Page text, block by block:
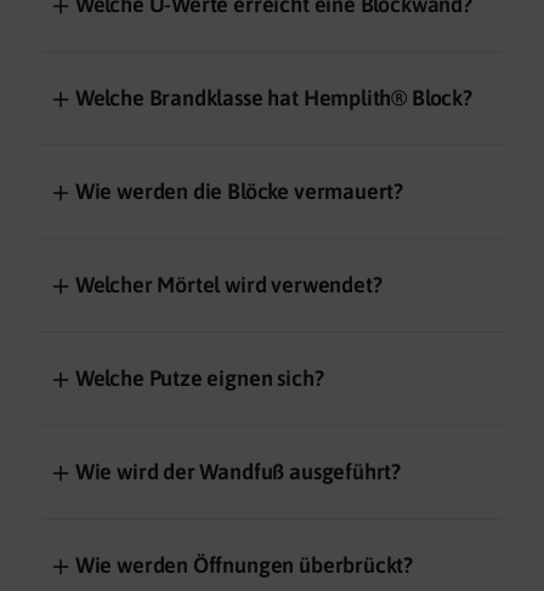
＋ Welche Brandklasse hat Hemplith® Block?
＋ Wie werden die Blöcke vermauert?
＋ Welcher Mörtel wird verwendet?
＋ Welche Putze eignen sich?
＋ Wie wird der Wandfuß ausgeführt?
＋ Wie werden Öffnungen überbrückt?